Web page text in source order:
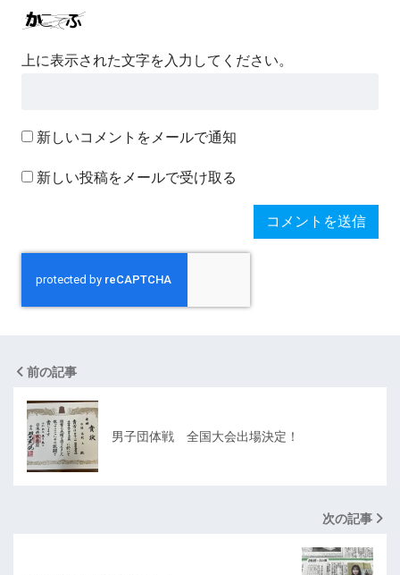
上に表示された文字を入力してください。
新しいコメントをメールで通知
新しい投稿をメールで受け取る
前の記事
男子団体戦 全国大会出場決定！
次の記事